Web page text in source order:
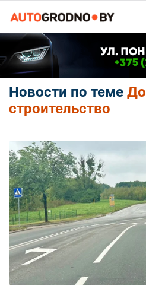
Новости по теме
строительство